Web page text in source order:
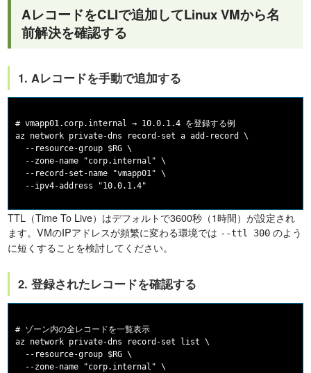
AレコードをCLIで追加してLinux VMから名
前解決を確認する
1. Aレコードを手動で追加する
# vmapp01.corp.internal → 10.0.1.4 を登録する例
az network private-dns record-set a add-record \
  --resource-group $RG \
  --zone-name "corp.internal" \
  --record-set-name "vmapp01" \
TTL（Time To Live）はデフォルトで3600秒（1時間）が設定され
ます。VMのIPアドレスが頻繁に変わる環境では --ttl 300 のよう
に短くすることを検討してください。
2. 登録されたレコードを確認する
# ゾーン内の全レコードを一覧表示
az network private-dns record-set list \
  --resource-group $RG \
  --zone-name "corp.internal" \